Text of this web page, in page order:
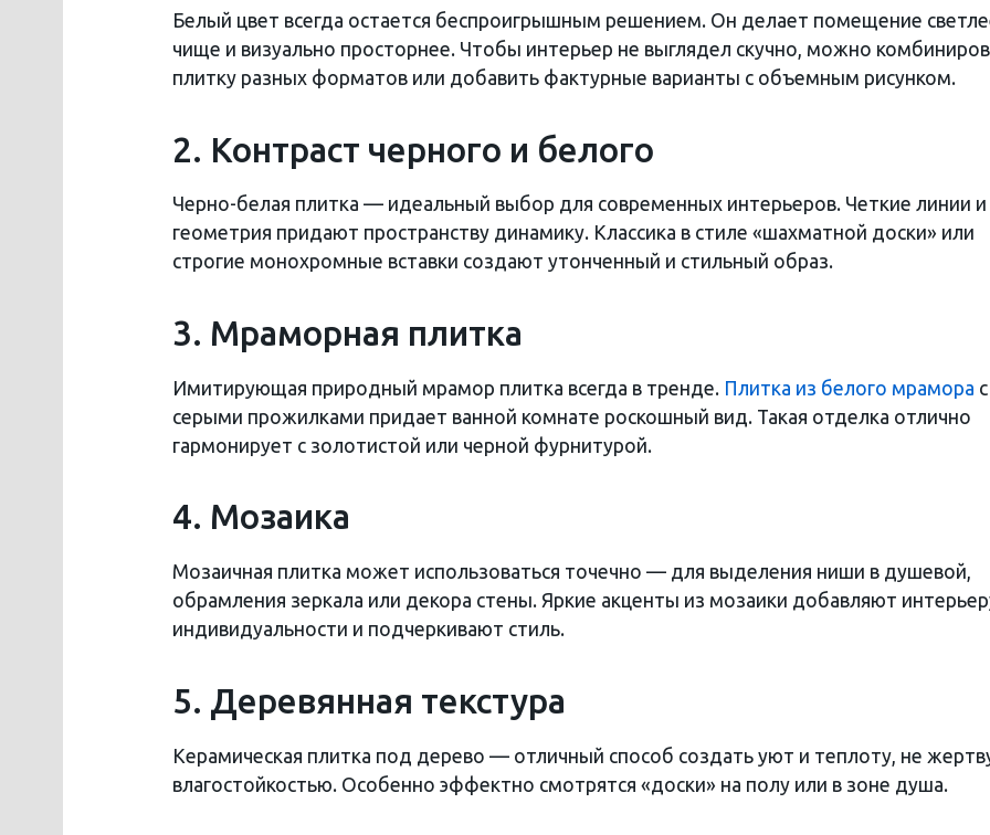
Белый цвет всегда остается беспроигрышным решением. Он делает помещение
чище и визуально просторнее. Чтобы интерьер не выглядел скучно, можно
плитку разных форматов или добавить фактурные варианты с объемным рисунком.
2. Контраст черного и белого
Черно-белая плитка — идеальный выбор для современных интерьеров. Четкие линии и
геометрия придают пространству динамику. Классика в стиле «шахматной доски» или
строгие монохромные вставки создают утонченный и стильный образ.
3. Мраморная плитка
Имитирующая природный мрамор плитка всегда в тренде. Плитка из белого мрамора с
серыми прожилками придает ванной комнате роскошный вид. Такая отделка отлично
гармонирует с золотистой или черной фурнитурой.
4. Мозаика
Мозаичная плитка может использоваться точечно — для выделения ниши в душевой,
обрамления зеркала или декора стены. Яркие акценты из мозаики добавляют
индивидуальности и подчеркивают стиль.
5. Деревянная текстура
Керамическая плитка под дерево — отличный способ создать уют и теплоту, не
влагостойкостью. Особенно эффектно смотрятся «доски» на полу или в зоне душа.